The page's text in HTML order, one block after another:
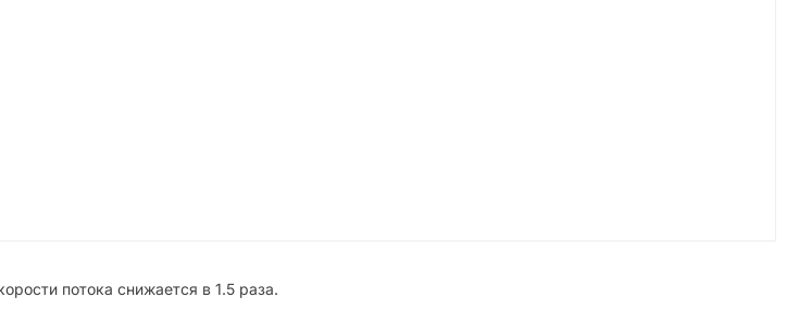
потока снижается в 1.5 раза.